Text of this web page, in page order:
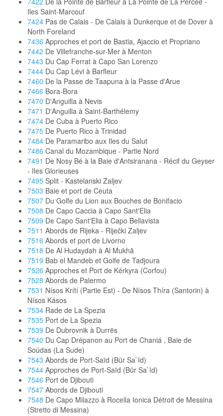
Iles Saint-Marcouf
7424 Pas de Calais - De Calais à Dunkerque et de Dover à
North Foreland
7436 Approches et port de Bastia, Ajaccio et Propriano
7442 De Villefranche-sur-Mer à Menton
7443 Du Cap Ferrat à Capo San Lorenzo
7444 Du Cap Lévi à Barfleur
7460 De la Passe de Taapuna à la Passe d'Arue
7466 Bora-Bora
7470 D'Anguilla à Nevis
7471 D'Anguilla à Saint-Barthélemy
7474 De Cuba à Puerto Rico
7475 De Puerto Rico à Trinidad
7484 De Paramaribo aux Iles du Salut
7486 Canal du Mozambique - Partie Nord
7491 De Nosy Bé à la Baie d'Antsiranana - Récif du Geyser
- Iles Glorieuses
7495 Split - Kastelanski Zaljev
7503 Baie et port de Ceuta
7507 Du Golfe du Lion aux Bouches de Bonifacio
7508 De Capo Caccia à Capo Sant'Elia
7509 De Capo Sant'Elia à Capo Bellavista
7511 Abords de Rijeka - Riječki Zaljev
7516 Abords et port de Livorno
7518 De Al Hudaydah à Al Mukhā
7519 Bab el Mandeb et Golfe de Tadjoura
7526 Approches et Port de Kérkyra (Corfou)
7528 Abords de Palermo
7531 Nísos Krítí (Partie Est) - De Nísos Thíra (Santorin) à
Nísos Kásos
7534 Rade de La Spezia
7535 Port de La Spezia
7539 De Dubrovnik à Durrës
7540 Du Cap Drépanon au Port de Chaniá , Baie de
Soúdas (La Sude)
7543 Abords de Port-Saïd (Būr Sa`īd)
7544 Approches de Port-Saïd (Būr Sa`īd)
7546 Port de Djibouti
7547 Abords de Djibouti
7548 De Capo Milazzo à Rocella Ionica Détroit de Messina
(Stretto di Messina)